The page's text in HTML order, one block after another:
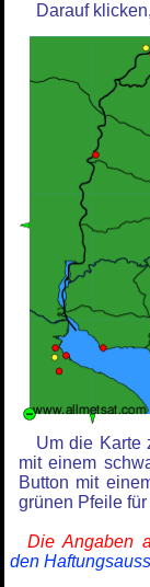
Darauf
Um die Karte
mit einem
Button mit
grünen Pfeile
Die Angaben
den